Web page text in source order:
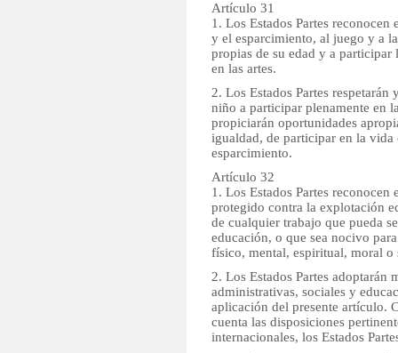
Artículo 31
1. Los Estados Partes
y el esparcimiento, al juego y a
propias de su edad y a
en las artes.
2. Los Estados Partes
niño a participar plenamente en
propiciarán oportunidades
igualdad, de participar en la
esparcimiento.
Artículo 32
1. Los Estados Partes reconocen
protegido contra la explotación
de cualquier trabajo que pueda
educación, o que sea nocivo
físico, mental, espiritual, moral o
2. Los Estados Partes adoptarán
administrativas, sociales y
aplicación del presente artículo.
cuenta las disposiciones
internacionales, los Estados